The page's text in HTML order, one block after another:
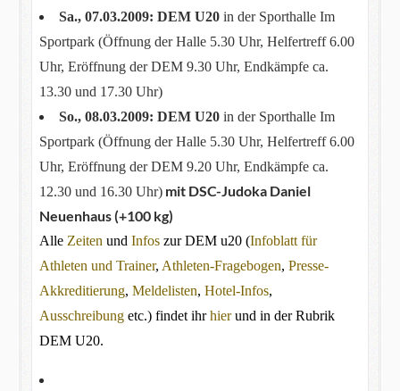
Sa., 07.03.2009: DEM U20in der Sporthalle Im
Sportpark (Öffnung der Halle 5.30 Uhr, Helfertreff 6.00
Uhr, Eröffnung der DEM 9.30 Uhr, Endkämpfe ca.
13.30 und 17.30 Uhr)
So., 08.03.2009: DEM U20in der Sporthalle Im
Sportpark (Öffnung der Halle 5.30 Uhr, Helfertreff 6.00
Uhr, Eröffnung der DEM 9.20 Uhr, Endkämpfe ca.
12.30 und 16.30 Uhr) mit DSC-Judoka Daniel
Neuenhaus (+100 kg)
Alle Zeiten und Infoszur DEM u20 (Infoblatt für
Athleten und Trainer, Athleten-Fragebogen, Presse-
Akkreditierung, Meldelisten, Hotel-Infos,
Ausschreibungetc.) findet ihrhierund in der Rubrik
DEM U20.